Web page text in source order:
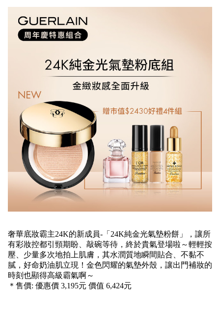
奢華底妝霸主24K的新成員-「24K純金光氣墊粉餅」，讓所
有彩妝控都引頸期盼、敲碗等待，終於貴氣登場啦～輕輕按
壓、少量多次地拍上肌膚，其水潤質地瞬間貼合、不黏不
膩，好命奶油肌立現！金色閃耀的氣墊外殼，讓出門補妝的
時刻也顯得高級霸氣啊～
＊售價: 優惠價 3,195元 價值 6,424元